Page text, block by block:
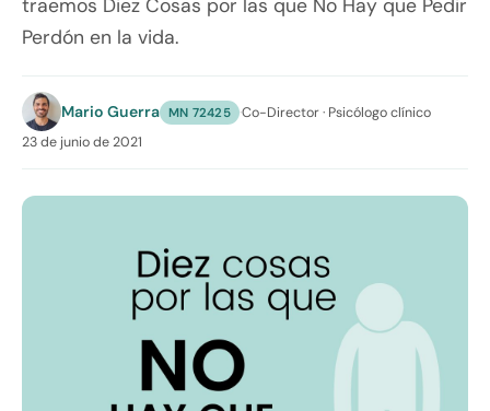
traemos Diez Cosas por las que No Hay que Pedir
Perdón en la vida.
Mario Guerra MN 72425 ·Co-Director · Psicólogo clínico
23 de junio de 2021